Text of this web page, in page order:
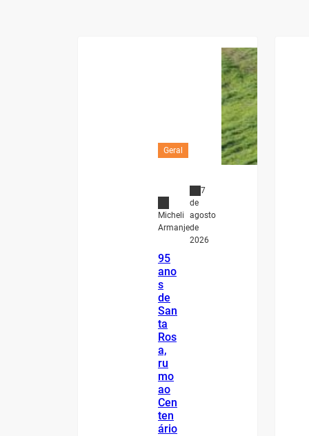
Geral
Micheli
Armanje
7
de
agosto
de
2026
95
ano
s
de
San
ta
Ros
a,
ru
mo
ao
Cen
ten
ário